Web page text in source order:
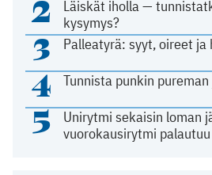
2
Läiskät iholla —
kysymys?
3 Palleatyrä: syyt, oireet ja
4 Tunnista punkin
5
Unirytmi sekaisin loman
vuorokausirytmi palautuu